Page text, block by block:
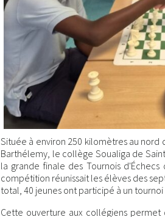
Située à environ 250 kilomètres au
Barthélemy, le collège Soualiga de
la grande finale des Tournois
compétition réunissait les élèves des
total, 40 jeunes ont participé à un
Cette ouverture aux collégiens